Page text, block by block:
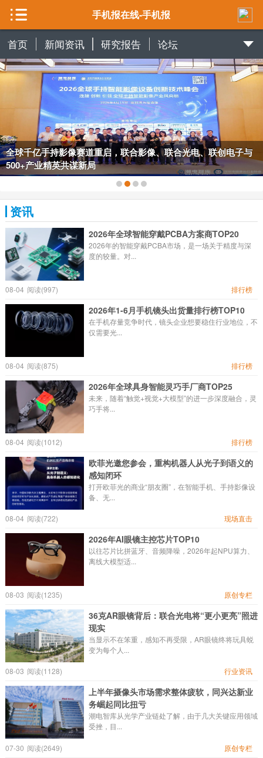
手机报在线-手机报
首页 新闻资讯 研究报告 论坛
全球千亿手持影像赛道重启，联合影像、联合光电、联创电子与
500+产业精英共谋新局
资讯
2026年全球智能穿戴PCBA方案商TOP20
2026年的智能穿戴PCBA市场，是一场关于精度与深
度的较量。对...
08-04 阅读(997) 排行榜
2026年1-6月手机镜头出货量排行榜TOP10
在手机存量竞争时代，镜头企业想要稳住行业地位，不
仅需要光...
08-04 阅读(875) 排行榜
2026年全球具身智能灵巧手厂商TOP25
未来，随着“触觉+视觉+大模型”的进一步深度融合，灵
巧手将...
08-04 阅读(1012) 排行榜
欧菲光邀您参会，重构机器人从光子到语义的
感知闭环
打开欧菲光的商业“朋友圈”，在智能手机、手持影像设
备、无...
08-04 阅读(722) 现场直击
2026年AI眼镜主控芯片TOP10
以往芯片比拼蓝牙、音频降噪，2026年起NPU算力、
离线大模型适...
08-03 阅读(1235) 原创专栏
36克AR眼镜背后：联合光电将“更小更亮”照进
现实
当显示不在笨重，感知不再受限，AR眼镜终将玩具蜕
变为每个人...
08-03 阅读(1128) 行业资讯
上半年摄像头市场需求整体疲软，同兴达新业
务崛起同比扭亏
潮电智库从光学产业链处了解，由于几大关键应用领域
受挫，目...
07-30 阅读(2649) 原创专栏